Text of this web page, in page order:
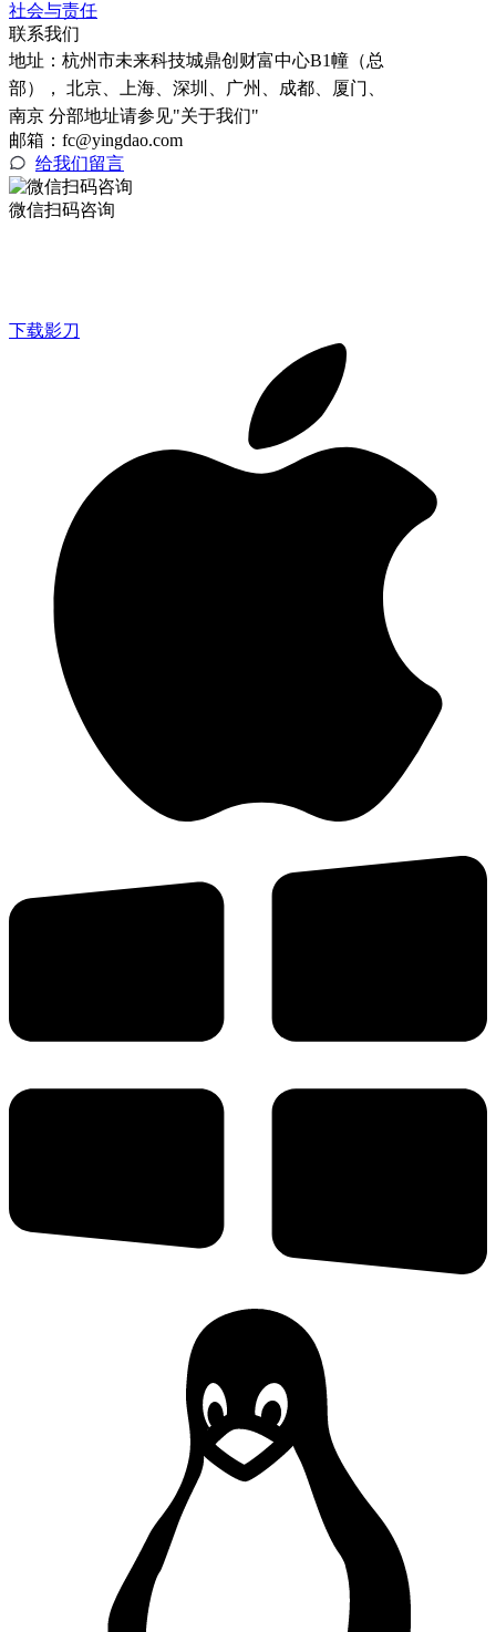
社会与责任
联系我们
地址： 杭州市未来科技城鼎创财富中心B1幢（总
部）， 北京、上海、深圳、广州、成都、厦门、
南京 分部地址请参见"关于我们"
邮箱：fc@yingdao.com
给我们留言
微信扫码咨询
下载影刀